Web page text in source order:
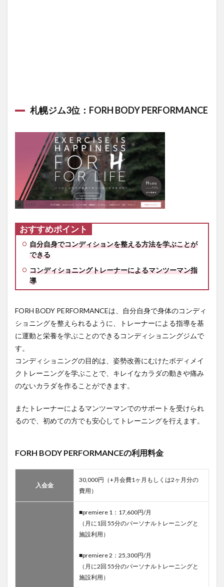
札幌ジム3位：FORH BODY PERFORMANCE
おすすめポイント
自分自身でコンディションを整える方法を学ぶことが
できる
コンディショニングトレーナーによるマンツーマン指
導
FORH BODY PERFORMANCEは、自分自身で身体のコンディ
ショニングを整えられるように、トレーナーによる指導を基
に運動と栄養を学ぶことのできるコンディショニングジムで
す。
コンディショニングの目的は、姿勢改善にむけたボディメイ
クトレーニングを学ぶことで、キレイなカラダの動きや痛み
のないカラダを作ることができます。
またトレーナーによるマンツーマンでのサポートを受けられ
るので、初めての方でも安心してトレーニングを行えます。
FORH BODY PERFORMANCEの利用料金
入会金
30,000円（+月会費1ヶ月もしくは2ヶ月分の
費用）
■premiere 1：17,600円/月
（月に1回 55分のパーソナルトレーニングと
施設利用）
■premiere 2：25,300円/月
（月に2回 55分のパーソナルトレーニングと
施設利用）